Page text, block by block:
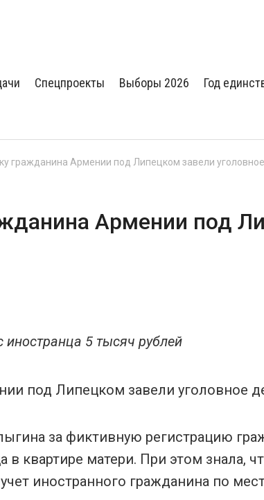
Спецпроекты Выборы 2026 Год
гражданина Армении под Липецком завели
Армении под
5 тысяч рублей
за фиктивную регистрацию
в квартире матери. При этом знала,
иностранного гражданина по